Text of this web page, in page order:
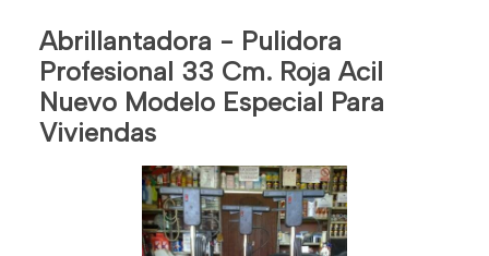
Abrillantadora - Pulidora
Profesional 33 Cm. Roja Acil
Nuevo Modelo Especial Para
Viviendas